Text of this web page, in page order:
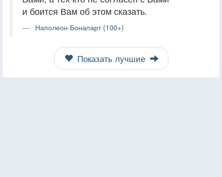
и боится Вам об этом сказать.
Наполеон Бонапарт (100+)
Показать лучшие